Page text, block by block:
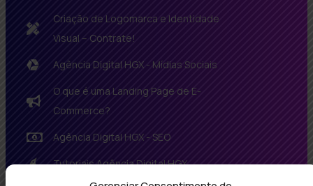
Criação de Logomarca e Identidade
Visual – Contrate!
Agência Digital HGX - Mídias Sociais
O que é uma Landing Page de E-
Commerce?
Agência Digital HGX - SEO
Tutoriais Agência Digital HGX